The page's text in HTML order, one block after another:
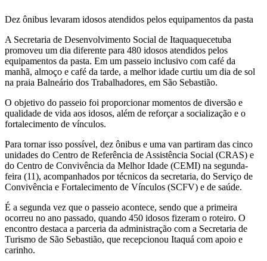
Dez ônibus levaram idosos atendidos pelos equipamentos da pasta
A Secretaria de Desenvolvimento Social de Itaquaquecetuba
promoveu um dia diferente para 480 idosos atendidos pelos
equipamentos da pasta. Em um passeio inclusivo com café da
manhã, almoço e café da tarde, a melhor idade curtiu um dia de sol
na praia Balneário dos Trabalhadores, em São Sebastião.
O objetivo do passeio foi proporcionar momentos de diversão e
qualidade de vida aos idosos, além de reforçar a socialização e o
fortalecimento de vínculos.
Para tornar isso possível, dez ônibus e uma van partiram das cinco
unidades do Centro de Referência de Assistência Social (CRAS) e
do Centro de Convivência da Melhor Idade (CEMI) na segunda-
feira (11), acompanhados por técnicos da secretaria, do Serviço de
Convivência e Fortalecimento de Vínculos (SCFV) e de saúde.
É a segunda vez que o passeio acontece, sendo que a primeira
ocorreu no ano passado, quando 450 idosos fizeram o roteiro. O
encontro destaca a parceria da administração com a Secretaria de
Turismo de São Sebastião, que recepcionou Itaquá com apoio e
carinho.